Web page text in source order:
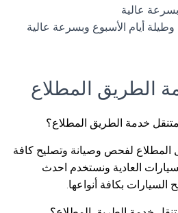
عالية
أيام الأسبوع وبسرعة عالية
الطريق المطلاع
خدمة الطريق المطلاع؟
المطلاع لفحص وصيانة وتصليح كافة
العادية ونستخدم احدث
السيارات بكافة أنواعها.